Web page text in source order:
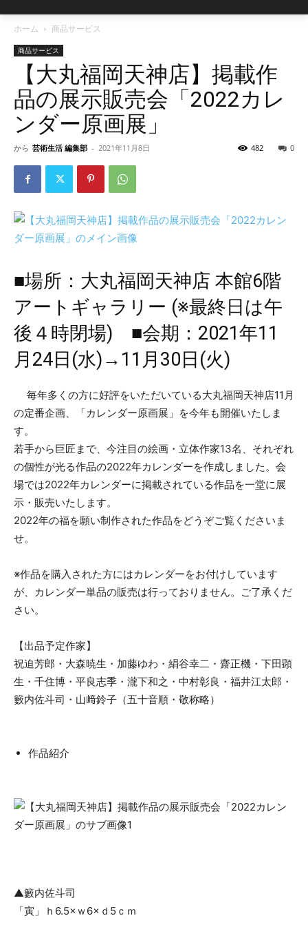
ホーム 商品サービス
商品サービス
【大丸福岡天神店】掲載作
品の展示販売会「2022カレ
ンダー原画展」
から 芸術生活 編集部 - 2021年11月8日 0
482
■場所：大丸福岡天神店 本館6階
アートギャラリー (※最終日は午
後４時閉場) ■会期：2021年11
月24日(水)→11月30日(火)
毎年多くの方に好評をいただいている大丸福岡天神店11月
の定番企画、「カレンダー原画展」を今年も開催いたしま
す。
若手から巨匠まで、今注目の絵画・立体作家13名、それぞれ
の個性が光る作品の2022年カレンダーを作成しました。会
場では2022年カレンダーに掲載されている作品を一堂に展
示・販売いたします。
2022年の福を願い制作された作品をどうぞご覧くださいま
せ。
※作品を購入された方にはカレンダーをお付けしています
が、カレンダー単品の販売は行っておりません。ご了承くだ
さい。
【出品予定作家】
祝迫芳郎・大森暁生・加藤ゆわ・絹谷幸二・齋正機・下田顕
生・千住博・平良志季・瀧下和之・中村彰良・福井江太郎・
籔内佐斗司・山﨑鈴子（五十音順・敬称略）
作品紹介
▲籔内佐斗司
「寅」ｈ6.5×ｗ6×ｄ5ｃｍ